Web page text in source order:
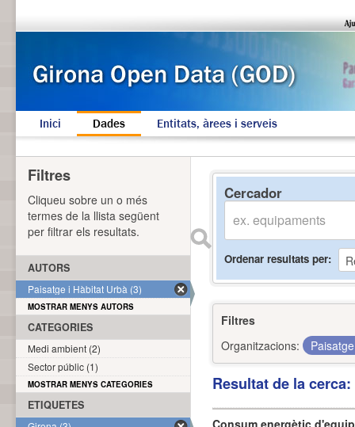
Inici Dades Entitats, àrees i serveis
Cercador
Ordenar resultats per
Filtres
Organitzacions:
Resultat de la
Consum energètic
Filtres
Cliqueu sobre un o més
termes de la llista següent
per filtrar els resultats.
AUTORS
Paisatge i Hàbitat Urbà (3)
MOSTRAR MENYS AUTORS
CATEGORIES
Medi ambient (2)
Sector públic (1)
MOSTRAR MENYS CATEGORIES
ETIQUETES